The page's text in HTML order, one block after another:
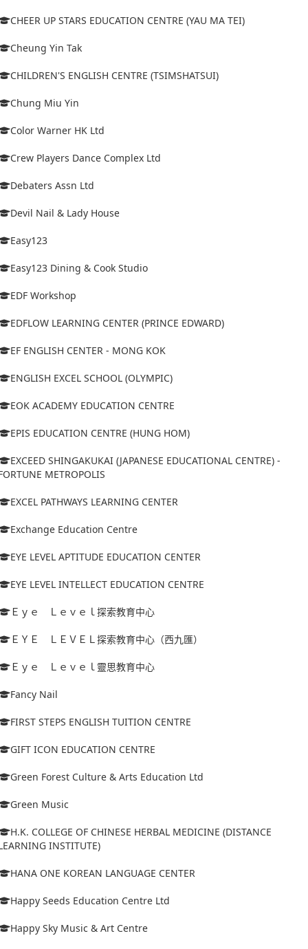
CHEER UP STARS EDUCATION CENTRE (YAU MA TEI)
Cheung Yin Tak
CHILDREN'S ENGLISH CENTRE (TSIMSHATSUI)
Chung Miu Yin
Color Warner HK Ltd
Crew Players Dance Complex Ltd
Debaters Assn Ltd
Devil Nail & Lady House
Easy123
Easy123 Dining & Cook Studio
EDF Workshop
EDFLOW LEARNING CENTER (PRINCE EDWARD)
EF ENGLISH CENTER - MONG KOK
ENGLISH EXCEL SCHOOL (OLYMPIC)
EOK ACADEMY EDUCATION CENTRE
EPIS EDUCATION CENTRE (HUNG HOM)
EXCEED SHINGAKUKAI (JAPANESE EDUCATIONAL CENTRE) -
METROPOLIS
EXCEL PATHWAYS LEARNING CENTER
Exchange Education Centre
EYE LEVEL APTITUDE EDUCATION CENTER
EYE LEVEL INTELLECT EDUCATION CENTRE
Ｅｙｅ Ｌｅｖｅｌ探索教育中心
ＥＹＥ ＬＥＶＥＬ探索教育中心（西九匯）
Ｅｙｅ Ｌｅｖｅｌ靈思教育中心
Fancy Nail
FIRST STEPS ENGLISH TUITION CENTRE
GIFT ICON EDUCATION CENTRE
Green Forest Culture & Arts Education Ltd
Green Music
H.K. COLLEGE OF CHINESE HERBAL MEDICINE (DISTANCE
INSTITUTE)
HANA ONE KOREAN LANGUAGE CENTER
Happy Seeds Education Centre Ltd
Happy Sky Music & Art Centre